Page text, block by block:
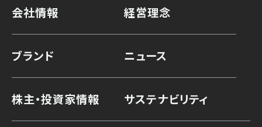
会社情報 経営理念
ブランド ニュース
株主・投資家情報 サステナビリティ